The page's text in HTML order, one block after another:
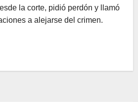
la corte, pidió perdón y llamó
a alejarse del crimen.